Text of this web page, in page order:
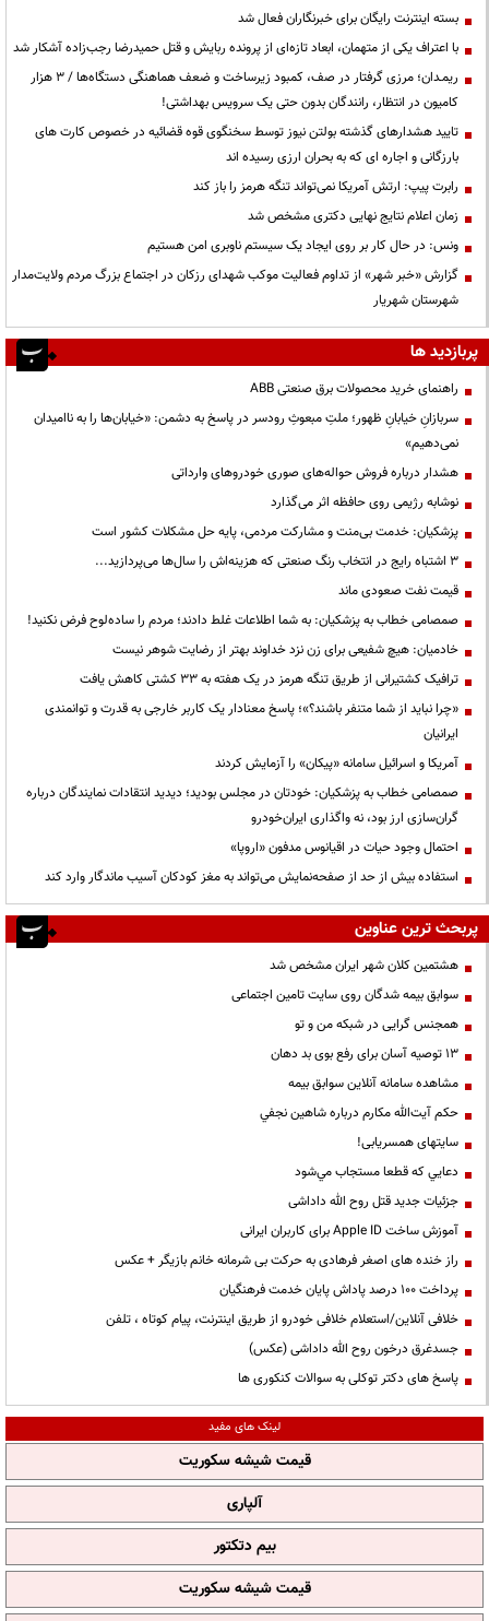
بسته اینترنت رایگان برای خبرنگاران فعال شد
با اعتراف یکی از متهمان، ابعاد تازه‌ای از پرونده ربایش و قتل حمیدرضا رجب‌زاده آشکار شد
ریمـدان؛ مرزی گرفتار در صف، کمبود زیرساخت و ضعف هماهنگی دستگاه‌ها / ۳ هزار
کامیون در انتظار، رانندگان بدون حتی یک سرویس بهداشتی!
تایید هشدارهای گذشته بولتن نیوز توسط سخنگوی قوه قضائیه در خصوص کارت های
بارزگانی و اجاره ای که به بحران ارزی رسیده اند
رابرت پیپ: ارتش آمریکا نمی‌تواند تنگه هرمز را باز کند
زمان اعلام نتایج نهایی دکتری مشخص شد
ونس: در حال کار بر روی ایجاد یک سیستم ناوبری امن هستیم
گزارش «خبر شهر» از تداوم فعالیت موکب شهدای رزکان در اجتماع بزرگ مردم ولایت‌مدار
شهرستان شهریار
پربازدید ها
راهنمای خرید محصولات برق صنعتی ABB
سربازانِ خیابانِ ظهور؛ ملتِ مبعوثِ رودسر در پاسخ به دشمن: «خیابان‌ها را به ناامیدان
نمی‌دهیم»
هشدار درباره فروش حواله‌های صوری خودروهای وارداتی
نوشابه رژیمی روی حافظه اثر می‌گذارد
پزشکیان: خدمت بی‌منت و مشارکت مردمی، پایه حل مشکلات کشور است
3 اشتباه رایج در انتخاب رنگ صنعتی که هزینه‌اش را سال‌ها می‌پردازید...
قیمت نفت صعودی ماند
صمصامی خطاب به پزشکیان: به شما اطلاعات غلط دادند؛ مردم را ساده‌لوح فرض نکنید!
خادمیان: هیچ شفیعی برای زن نزد خداوند بهتر از رضایت شوهر نیست
ترافیک کشتیرانی از طریق تنگه هرمز در یک هفته به ۳۳ کشتی کاهش یافت
«چرا نباید از شما متنفر باشند؟»؛ پاسخ معنادار یک کاربر خارجی به قدرت و توانمندی
ایرانیان
آمریکا و اسرائیل سامانه «پیکان» را آزمایش کردند
صمصامی خطاب به پزشکیان: خودتان در مجلس بودید؛ دیدید انتقادات نمایندگان درباره
گران‌سازی ارز بود، نه واگذاری ایران‌خودرو
احتمال وجود حیات در اقیانوس مدفون «اروپا»
استفاده بیش از حد از صفحه‌نمایش می‌تواند به مغز کودکان آسیب ماندگار وارد کند
پربحث ترین عناوین
هشتمین کلان شهر ایران مشخص شد
سوابق بیمه شدگان روی سایت تامین اجتماعی
همجنس گرایی در شبکه من و تو
13 توصیه آسان برای رفع بوی بد دهان
مشاهده سامانه آنلاين سوابق بیمه
حكم آيت‌الله مكارم درباره شاهين نجفي
سایتهای همسریابی!
دعايي كه قطعا مستجاب مي‌شود
جزئیات جدید قتل روح الله داداشی
آموزش ساخت Apple ID برای کاربران ایرانی
راز خنده های اصغر فرهادی به حرکت بی شرمانه خانم بازیگر + عکس
پرداخت ۱۰۰ درصد پاداش پایان خدمت فرهنگیان
خلافی آنلاین/استعلام خلافی خودرو از طریق اینترنت، پیام کوتاه ، تلفن
جسدغرق درخون روح الله داداشی (عکس)
پاسخ های دکتر توکلی به سوالات کنکوری ها
لینک های مفید
قیمت شیشه سکوریت
آلپاری
بیم دتکتور
قیمت شیشه سکوریت